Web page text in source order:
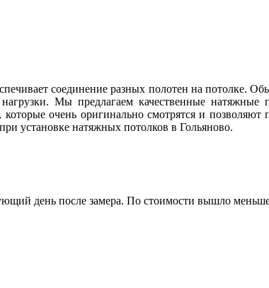
соединение разных полотен на потолке.
Мы предлагаем качественные натяжные
очень оригинально смотрятся и
установке натяжных потолков в Гольяново.
день после замера. По стоимости вышло